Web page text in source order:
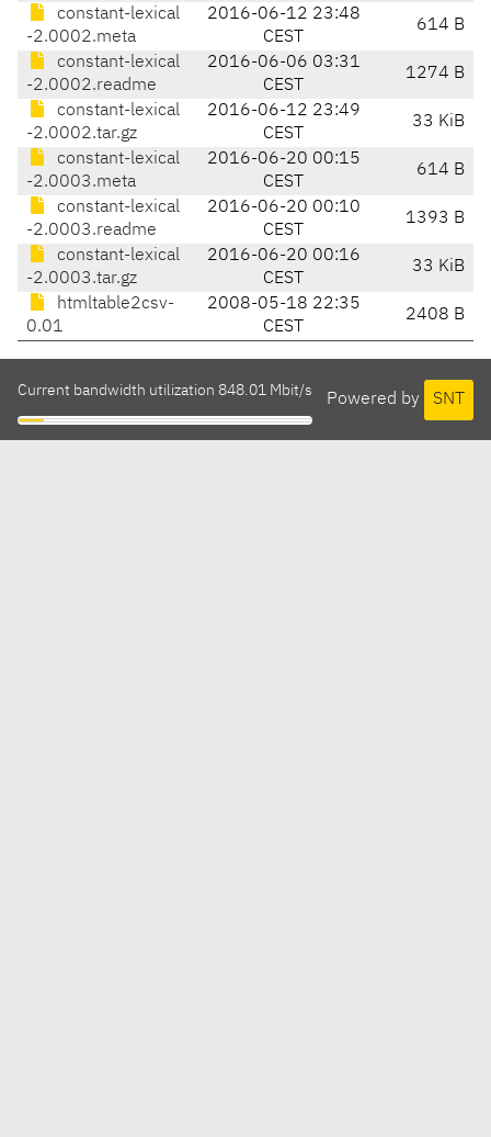
constant-lexical
-2.0002.meta
2016-06-12 23:48
CEST
614 B
constant-lexical
-2.0002.readme
2016-06-06 03:31
CEST
1274 B
constant-lexical
-2.0002.tar.gz
2016-06-12 23:49
CEST
33 KiB
constant-lexical
-2.0003.meta
2016-06-20 00:15
CEST
614 B
constant-lexical
-2.0003.readme
2016-06-20 00:10
CEST
1393 B
constant-lexical
-2.0003.tar.gz
2016-06-20 00:16
CEST
33 KiB
htmltable2csv-
0.01
2008-05-18 22:35
CEST
2408 B
Powered by SNT
Current bandwidth utilization 848.01 Mbit/s